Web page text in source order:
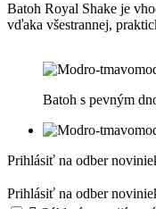
Batoh Royal Shake je
vďaka všestrannej,
Batoh s pevným
Prihlásiť na odber
Prihlásiť na odber